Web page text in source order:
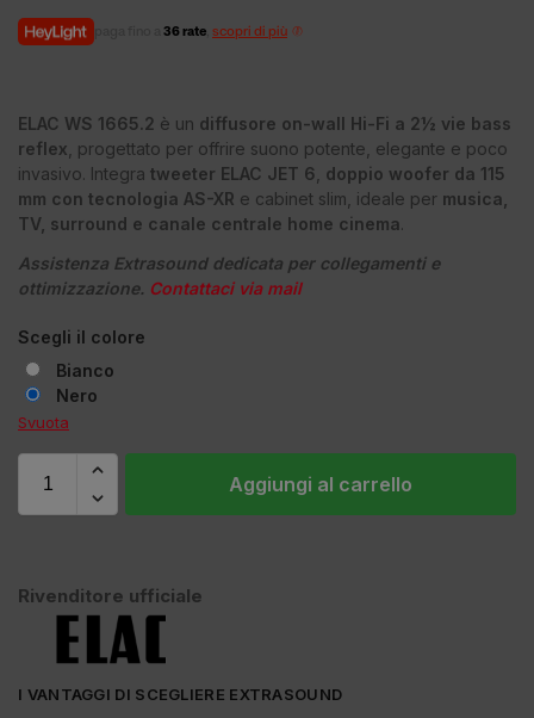
36 rate scopri di più
ELAC WS 1665.2 è un diffusore on-wall Hi-Fi a 2½ vie bass
reflex , progettato per offrire suono potente, elegante e poco
invasivo. Integra tweeter ELAC JET 6 doppio woofer da 115
mm con tecnologia AS-XR e cabinet slim, ideale per musica,
TV, surround e canale centrale home cinema.
Assistenza Extrasound dedicata per collegamenti e
ottimizzazione. Contattaci via mail
Scegli il colore
Bianco
Nero
Svuota
Aggiungi al carrello
Rivenditore ufficiale
I VANTAGGI DI SCEGLIERE EXTRASOUND